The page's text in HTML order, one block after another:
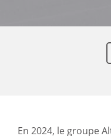
En 2024, le groupe